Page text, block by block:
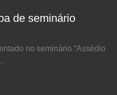
de seminário
no seminário “Assédio